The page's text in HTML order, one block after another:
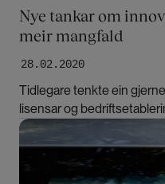
28.02.2020
Nye tankar om
meir mangfald
Tidlegare tenkte ein
lisensar og
innovasjon i dag forstår
forskingsleiar Espen
Bilde